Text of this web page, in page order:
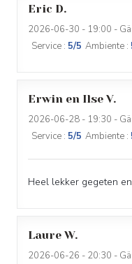
Eric D
2026-06-30 - 19:00 -
Service : 5/5 Ambiente :
Erwin en Ilse V
2026-06-28 - 19:30 -
Service : 5/5 Ambiente :
Heel lekker gegeten
Laure W
2026-06-26 - 20:30 -